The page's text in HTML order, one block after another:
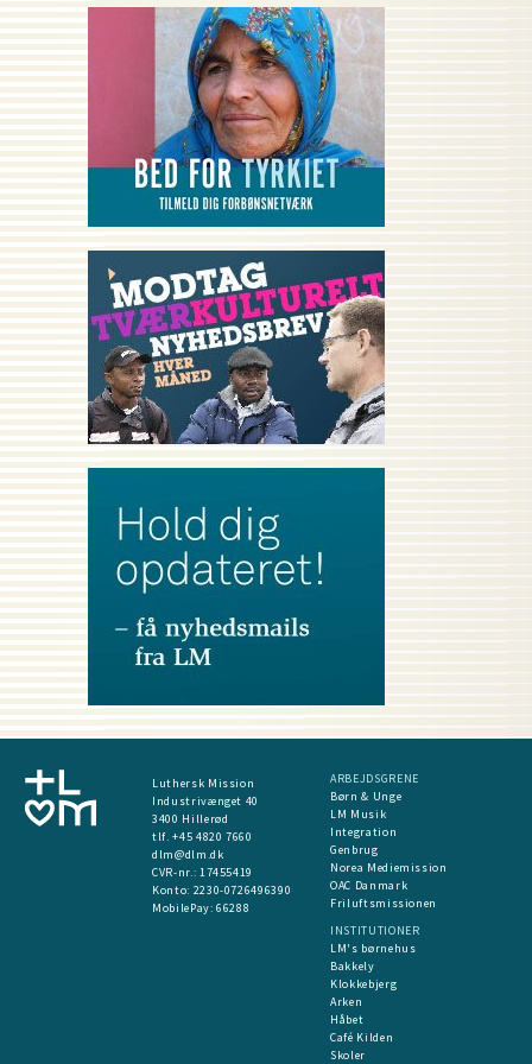
Luthersk Mission
Industrivænget 40
3400 Hillerød
tlf. +45 4820 7660
dlm@dlm.dk
CVR-nr.: 17455419
​Konto: 2230-0726496390
MobilePay:66288
ARBEJDSGRENE
Børn & Unge
LM Musik
Integration
Genbrug
Norea Mediemission
OAC Danmark
Friluftsmissionen
INSTITUTIONER
LM's børnehus
Bakkely
Klokkebjerg
Arken
Håbet
Café Kilden
Skoler